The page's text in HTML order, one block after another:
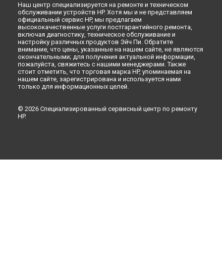
Наш центр специализируется на ремонте и техническом
обслуживании устройств HP. Хотя мы и не представляем
официальный сервис HP, мы предлагаем
высококачественные услуги постгарантийного ремонта,
включая диагностику, техническое обслуживание и
настройку различных продуктов Эйч Пи. Обратите
внимание, что цены, указанные на нашем сайте, не являются
окончательными; для получения актуальной информации,
пожалуйста, свяжитесь с нашими менеджерами. Также
стоит отметить, что торговая марка HP, упоминаемая на
нашем сайте, зарегистрирована и используется нами
только для информационных целей.
© 2026 Специализированный сервисный центр по ремонту
HP.